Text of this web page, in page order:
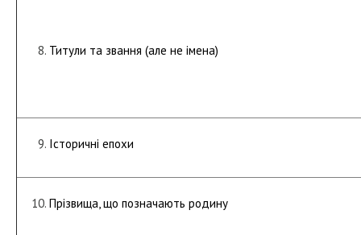
Титули та звання (але не імена)
Історичні епохи
Прізвища, що позначають родину